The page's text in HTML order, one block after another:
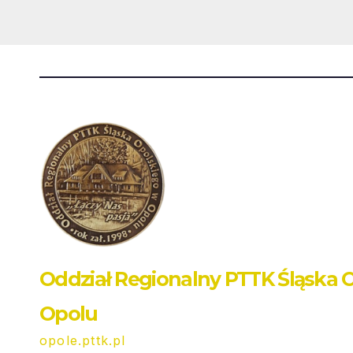
Oddział Regionalny PTTK Śląska
Opolu
opole.pttk.pl